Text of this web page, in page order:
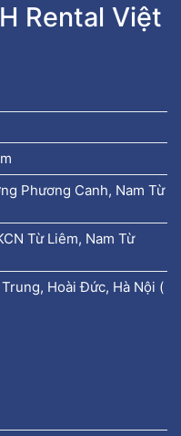
Rental Việt
Phương Canh, Nam Từ
Từ Liêm, Nam Từ
Hoài Đức, Hà Nội (